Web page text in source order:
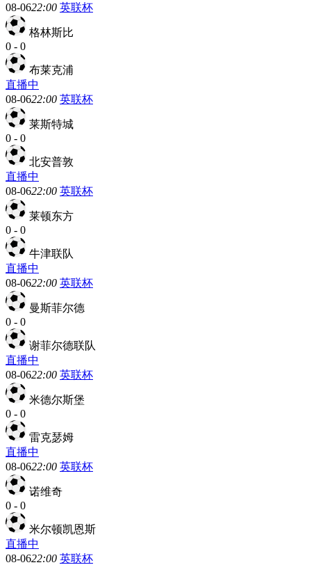
08-0622:00 英联杯
格林斯比
0 - 0
布莱克浦
直播中
08-0622:00 英联杯
莱斯特城
0 - 0
北安普敦
直播中
08-0622:00 英联杯
莱顿东方
0 - 0
牛津联队
直播中
08-0622:00 英联杯
曼斯菲尔德
0 - 0
谢菲尔德联队
直播中
08-0622:00 英联杯
米德尔斯堡
0 - 0
雷克瑟姆
直播中
08-0622:00 英联杯
诺维奇
0 - 0
米尔顿凯恩斯
直播中
08-0622:00 英联杯